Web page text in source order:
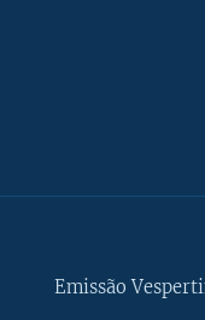
Emissão